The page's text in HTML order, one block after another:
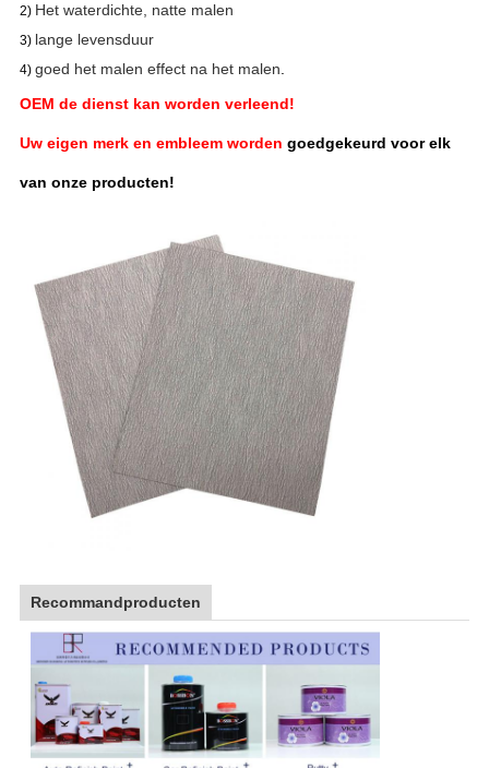
2) Het waterdichte, natte malen
3) lange levensduur
4) goed het malen effect na het malen.
OEM de dienst kan worden verleend!
Uw eigen merk en embleem worden goedgekeurd voor elk
van onze producten!
Recommandproducten